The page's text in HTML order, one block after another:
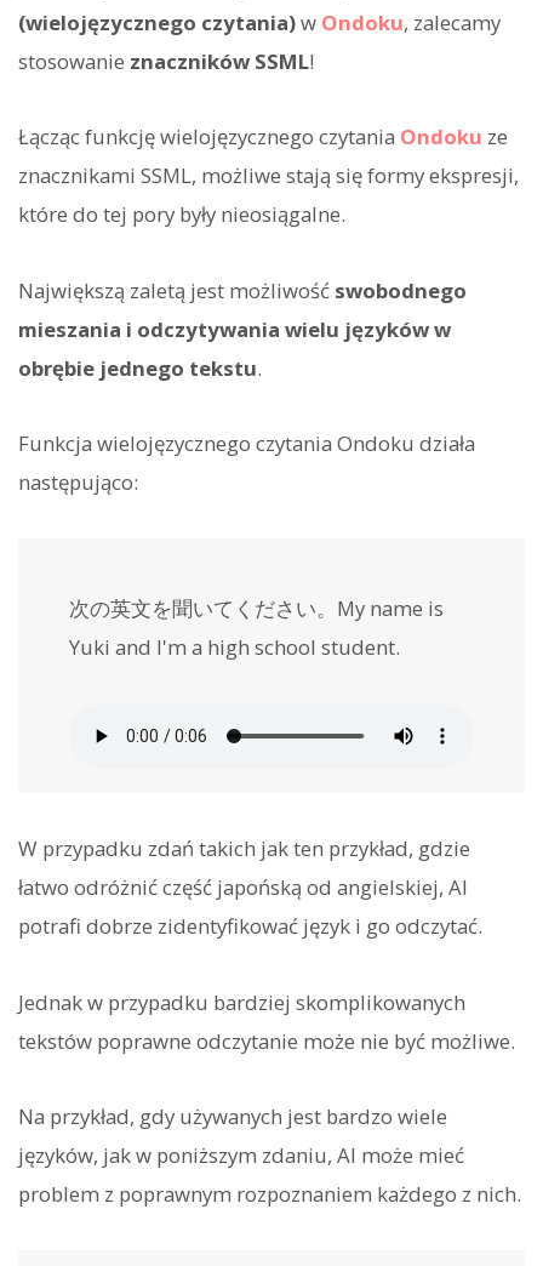
(wielojęzycznego czytania)w Ondoku, zalecamy
stosowanie znaczników SSML!
Łącząc funkcję wielojęzycznego czytania Ondoku ze
znacznikami SSML, możliwe stają się formy ekspresji,
które do tej pory były nieosiągalne.
Największą zaletą jest możliwość swobodnego
mieszania i odczytywania wielu języków w
obrębie jednego tekstu.
Funkcja wielojęzycznego czytania Ondoku działa
następująco:
次の英文を聞いてください。My name is
Yuki and I'm a high school student.
W przypadku zdań takich jak ten przykład, gdzie
łatwo odróżnić część japońską od angielskiej, AI
potrafi dobrze zidentyfikować język i go odczytać.
Jednak w przypadku bardziej skomplikowanych
tekstów poprawne odczytanie może nie być możliwe.
Na przykład, gdy używanych jest bardzo wiele
języków, jak w poniższym zdaniu, AI może mieć
problem z poprawnym rozpoznaniem każdego z nich.